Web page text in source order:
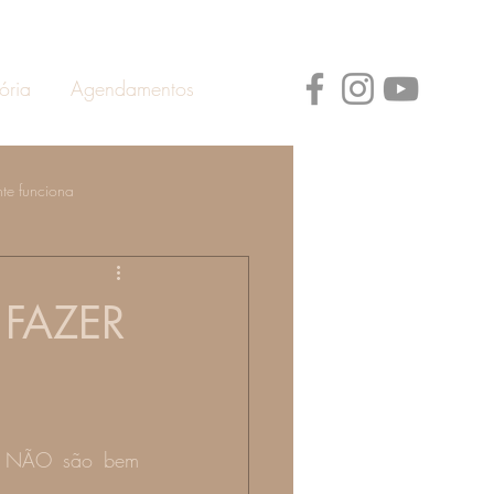
Agendamentos
funciona
Prevenção de Doenças
NÃO são bem